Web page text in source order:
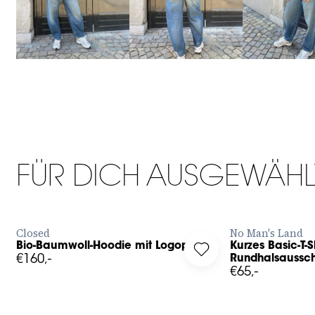
FÜR DICH
in to add Bio-Baumwoll-Hoodie mit Logoprint to your
JETZT BESTELLEN
Closed
Bio-Baumwoll-Hoodie mit Logoprint
€160,- Log in to add Kurzes
No Man's Land
Kurzes Basic-
€65,-
24 25 26
31